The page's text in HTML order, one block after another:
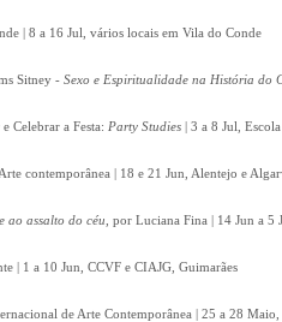
| 8 a 16 Jul, vários locais em Vila do Conde
Sitney - Sexo e Espiritualidade na História do
Celebrar a Festa: Party Studies | 3 a 8 Jul,
contemporânea | 18 e 21 Jun, Alentejo e
ao assalto do céu , por Luciana Fina | 14 Jun a 5
| 1 a 10 Jun, CCVF e CIAJG, Guimarães
de Arte Contemporânea | 25 a 28